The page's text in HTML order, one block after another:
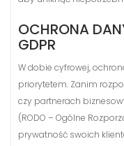
OCHRONA
GDPR
W dobie cyfrowej,
priorytetem. Zanim
czy partnerach
(RODO – Ogólne
prywatność swoich